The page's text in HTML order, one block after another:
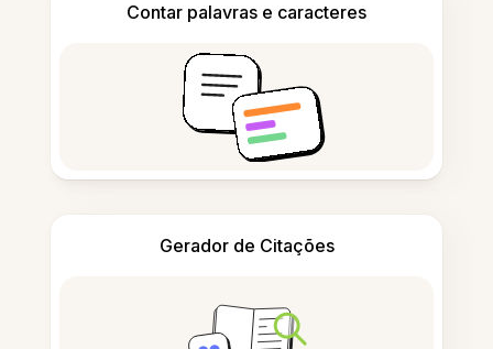
Contar palavras e caracteres
Gerador de Citações